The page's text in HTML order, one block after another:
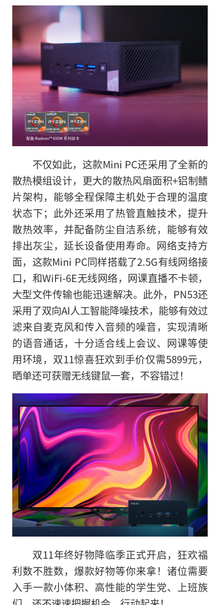
不仅如此，这款Mini PC还采用了全新的
散热模组设计，更大的散热风扇面积+铝制鳍
片架构，能够全程保障主机处于合理的温度
状态下；此外还采用了热管直触技术，提升
散热效率，并配备防尘自洁系统，能够有效
排出灰尘，延长设备使用寿命。网络支持方
面，这款Mini PC同样搭载了2.5G有线网络接
口，和WiFi-6E无线网络，网课直播不卡顿，
大型文件传输也能迅速解决。此外，PN53还
采用了双向AI人工智能降噪技术，能够有效过
滤来自麦克风和传入音频的噪音，实现清晰
的语音通话，十分适合线上会议、网课等使
用环境，双11惊喜狂欢到手价仅需5899元，
晒单还可获赠无线键鼠一套，不容错过！
双11年终好物降临季正式开启，狂欢福
利数不胜数，爆款好物等你来拿！诸位需要
入手一款小体积、高性能的学生党、上班族